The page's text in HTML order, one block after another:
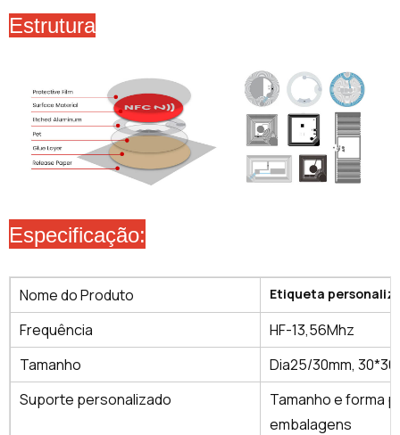
Estrutura
Especificação:
Nome do Produto Etiqueta
Frequência
HF-13,56Mhz
Tamanho
Dia25/30mm,
Suporte personalizado
Tamanho e forma
embalagens